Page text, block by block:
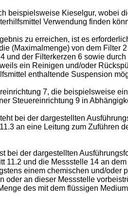
beispielsweise Kieselgur, wobei
Verwendung finden
zu erreichen, ist es
(Maximalmenge) von dem Filter
und der Filterkerzen 6 sowie
ein Reinigen und/oder
enthaltende Suspension
7, die beispielsweise
Steuereinrichtung 9 in
bei der dargestellten
an eine Leitung zum Zuführen
bei der dargestellten
11.2 und die Messstelle 14 an
einem chemischen und/
oder an dieser Messstelle
des mit dem flüssigen